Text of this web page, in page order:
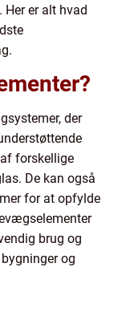
Her er alt hvad
der
forskellige
De kan også
for at opfylde
brug og
og